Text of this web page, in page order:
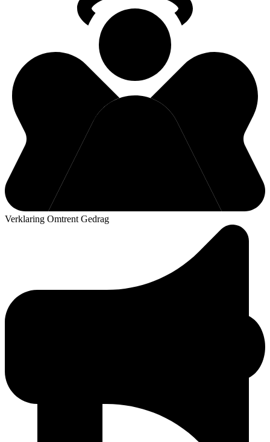
Verklaring Omtrent Gedrag